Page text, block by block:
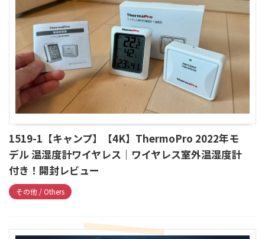
1519-1【キャンプ】【4K】ThermoPro 2022年モ
デル 温湿度計ワイヤレス｜ワイヤレス室外温湿度計
付き！開封レビュー
その他 / Others